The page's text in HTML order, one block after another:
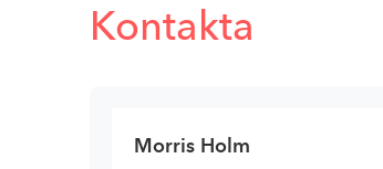
Kontakta
Morris Holm